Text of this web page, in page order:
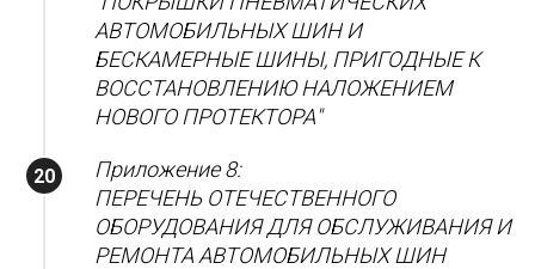
АВТОМОБИЛЬНЫХ ШИН И
БЕСКАМЕРНЫЕ ШИНЫ, ПРИГОДНЫЕ К
ВОССТАНОВЛЕНИЮ НАЛОЖЕНИЕМ
НОВОГО ПРОТЕКТОРА"
Приложение 8:
ПЕРЕЧЕНЬ ОТЕЧЕСТВЕННОГО
ОБОРУДОВАНИЯ ДЛЯ ОБСЛУЖИВАНИЯ И
РЕМОНТА АВТОМОБИЛЬНЫХ ШИН